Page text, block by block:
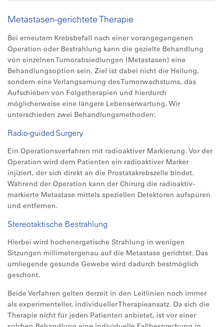
Metastasen-gerichtete Therapie
Bei erneutem Krebsbefall nach einer vorangegangenen
Operation oder Bestrahlung kann die gezielte Behandlung
von einzelnen Tumorabsiedlungen (Metastasen) eine
Behandlungsoption sein. Ziel ist dabei nicht die Heilung,
sondern eine Verlangsamung des Tumorwachstums, das
Aufschieben von Folgetherapien und hierdurch
möglicherweise eine längere Lebenserwartung. Wir
unterschieden zwei Behandlungsmethoden:
Radio-guided Surgery
Ein Operationsverfahren mit radioaktiver Markierung. Vor der
Operation wird dem Patienten ein radioaktiver Marker
injiziert, der sich direkt an die Prostatakrebszelle bindet.
Während der Operation kann der Chirurg die radioaktiv-
markierte Metastase mittels speziellen Detektoren aufspüren
und entfernen.
Stereotaktische Bestrahlung
Hierbei wird hochenergetische Strahlung in wenigen
Sitzungen millimetergenau auf die Metastase gerichtet. Das
umliegende gesunde Gewebe wird dadurch bestmöglich
geschont.
Beide Verfahren gelten derzeit in den Leitlinien noch immer
als experimenteller, individueller Therapieansatz. Da sich die
Therapie nicht für jeden Patienten anbietet, ist vor einer